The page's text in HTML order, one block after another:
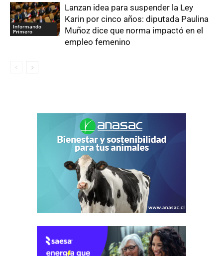
Informando
Primero
Lanzan idea para suspender la Ley
Karin por cinco años: diputada Paulina
Muñoz dice que norma impactó en el
empleo femenino